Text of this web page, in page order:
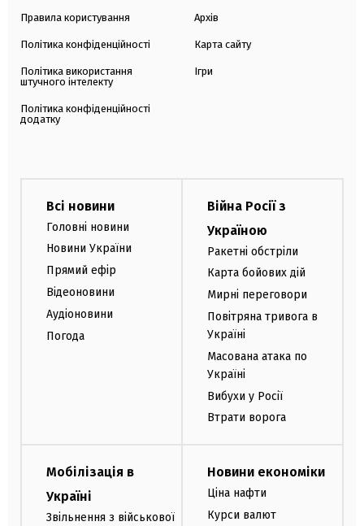
Правила користування
Політика конфіденційності
Політика використання
штучного інтелекту
Політика конфіденційності
додатку
Архів
Карта сайту
Ігри
Всі новини
Головні новини
Новини України
Прямий ефір
Відеоновини
Аудіоновини
Погода
Війна Росії з
Україною
Ракетні обстріли
Карта бойових дій
Мирні переговори
Повітряна тривога в
Україні
Масована атака по
Україні
Вибухи у Росії
Втрати ворога
Мобілізація в
Україні
Звільнення з військової
Новини економіки
Ціна нафти
Курси валют